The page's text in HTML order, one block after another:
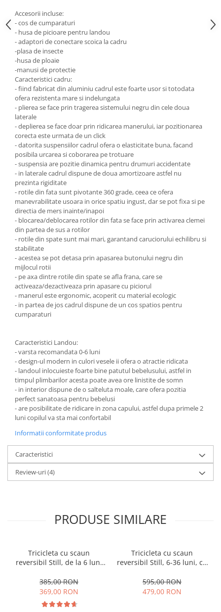
Accesorii incluse:
- cos de cumparaturi
- husa de picioare pentru landou
- adaptori de conectare scoica la cadru
-plasa de insecte
-husa de ploaie
-manusi de protectie
Caracteristici cadru:
- fiind fabricat din aluminiu cadrul este foarte usor si totodata
ofera rezistenta mare si indelungata
- plierea se face prin tragerea sistemului negru din cele doua
laterale
- deplierea se face doar prin ridicarea manerului, iar pozitionarea
corecta este urmata de un click
- datorita suspensiilor cadrul ofera o elasticitate buna, facand
posibila urcarea si coborarea pe trotuare
- suspensia are pozitie dinamica pentru drumuri accidentate
- in laterale cadrul dispune de doua amortizoare astfel nu
prezinta rigiditate
- rotile din fata sunt pivotante 360 grade, ceea ce ofera
manevrabilitate usoara in orice spatiu ingust, dar se pot fixa si pe
directia de mers inainte/inapoi
- blocarea/deblocarea rotilor din fata se face prin activarea clemei
din partea de sus a rotilor
- rotile din spate sunt mai mari, garantand caruciorului echilibru si
stabilitate
- acestea se pot detasa prin apasarea butonului negru din
mijlocul rotii
- pe axa dintre rotile din spate se afla frana, care se
activeaza/dezactiveaza prin apasare cu piciorul
- manerul este ergonomic, acoperit cu material ecologic
- in partea de jos cadrul dispune de un cos spatios pentru
cumparaturi
Caracteristici Landou:
- varsta recomandata 0-6 luni
- design-ul modern in culori vesele ii ofera o atractie ridicata
- landoul inlocuieste foarte bine patutul bebelusului, astfel in
timpul plimbarilor acesta poate avea ore linistite de somn
- in interior dispune de o salteluta moale, care ofera pozitia
perfect sanatoasa pentru bebelusi
- are posibilitate de ridicare in zona capului, astfel dupa primele 2
luni copilul va sta mai confortabil
Informatii conformitate produs
Caracteristici
Review-uri(4)
PRODUSE SIMILARE
Tricicleta cu scaun
reversibil Still, de la 6 luni
roata Eva plina, siliconata
385,00 RON
369,00 RON
Tricicleta cu scaun
reversibil Still, 6-36 luni, cu
roata cauciuc, cu lumini si
muzica, SL07
595,00 RON
479,00 RON